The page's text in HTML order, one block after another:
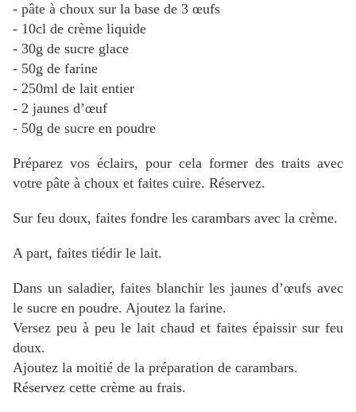
- pâte à choux sur la base de 3 œufs
- 10cl de crème liquide
- 30g de sucre glace
- 50g de farine
- 250ml de lait entier
- 2 jaunes d’œuf
- 50g de sucre en poudre
Préparez vos éclairs, pour cela former des traits avec
votre pâte à choux et faites cuire. Réservez.
Sur feu doux, faites fondre les carambars avec la crème.
A part, faites tiédir le lait.
Dans un saladier, faites blanchir les jaunes d’œufs avec
le sucre en poudre. Ajoutez la farine.
Versez peu à peu le lait chaud et faites épaissir sur feu
doux.
Ajoutez la moitié de la préparation de carambars.
Réservez cette crème au frais.